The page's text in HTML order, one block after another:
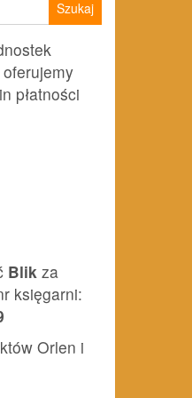
płatności
Blik za
księgarni:
Orlen i